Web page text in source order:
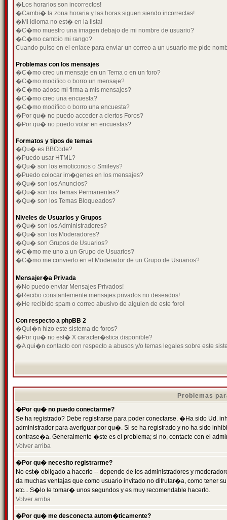
�Los horarios son incorrectos!
�Cambi� la zona horaria y las horas siguen siendo incorrectas!
�Mi idioma no est� en la lista!
�C�mo muestro una imagen debajo de mi nombre de usuario?
�C�mo cambio mi rango?
Cuando pulso en el enlace para enviar un correo a un usuario me pide
Problemas con los mensajes
�C�mo creo un mensaje en un Tema o en un foro?
�C�mo modifico o borro un mensaje?
�C�mo adoso mi firma a mis mensajes?
�C�mo creo una encuesta?
�C�mo modifico o borro una encuesta?
�Por qu� no puedo acceder a ciertos Foros?
�Por qu� no puedo votar en encuestas?
Formatos y tipos de temas
�Qu� es BBCode?
�Puedo usar HTML?
�Qu� son los emoticonos o Smileys?
�Puedo colocar im�genes en los mensajes?
�Qu� son los Anuncios?
�Qu� son los Temas Permanentes?
�Qu� son los Temas Bloqueados?
Niveles de Usuarios y Grupos
�Qu� son los Administradores?
�Qu� son los Moderadores?
�Qu� son Grupos de Usuarios?
�C�mo me uno a un Grupo de Usuarios?
�C�mo me convierto en el Moderador de un Grupo de Usuarios?
Mensajer�a Privada
�No puedo enviar Mensajes Privados!
�Recibo constantemente mensajes privados no deseados!
�He recibido spam o correo abusivo de alguien de este foro!
Con respecto a phpBB 2
�Qui�n hizo este sistema de foros?
�Por qu� no est� X caracter�stica disponible?
�A qui�n contacto con respecto a abusos y/o temas legales sobre este
Problemas
�Por qu� no puedo conectarme?
Se ha registrado? Debe registrarse para poder conectarse. �Ha sido Ud.
administrador para averiguar por qu�. Si se ha registrado y no ha sido
contrase�a. Generalmente �ste es el problema; si no, contacte con el
Volver arriba
�Por qu� necesito registrarme?
No est� obligado a hacerlo -- depende de los administradores y
da muchas ventajas que como usuario invitado no difrutar�a, como tener
etc... S�lo le tomar� unos segundos y es muy recomendable hacerlo.
Volver arriba
�Por qu� me desconecta autom�ticamente?